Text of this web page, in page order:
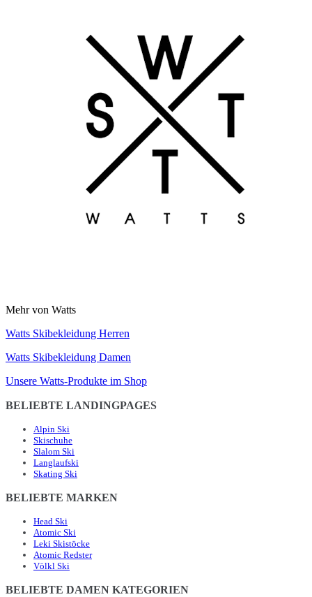
Mehr von Watts
Watts Skibekleidung Herren
Watts Skibekleidung Damen
Unsere Watts-Produkte im Shop
BELIEBTE LANDINGPAGES
Alpin Ski
Skischuhe
Slalom Ski
Langlaufski
Skating Ski
BELIEBTE MARKEN
Head Ski
Atomic Ski
Leki Skistöcke
Atomic Redster
Völkl Ski
BELIEBTE DAMEN KATEGORIEN